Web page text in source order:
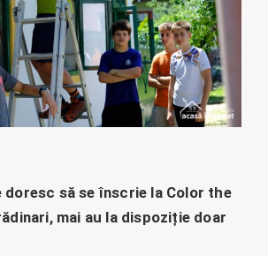
să se înscrie la Color the
mai au la dispoziție doar